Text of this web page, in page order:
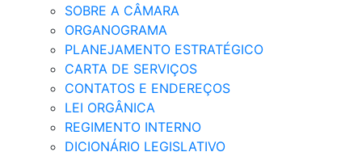
SOBRE A CÂMARA
ORGANOGRAMA
PLANEJAMENTO ESTRATÉGICO
CARTA DE SERVIÇOS
CONTATOS E ENDEREÇOS
LEI ORGÂNICA
REGIMENTO INTERNO
DICIONÁRIO LEGISLATIVO